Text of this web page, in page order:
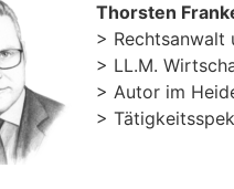
Thorsten
> Rechtsanwalt
> LL.M.
> Autor im
>